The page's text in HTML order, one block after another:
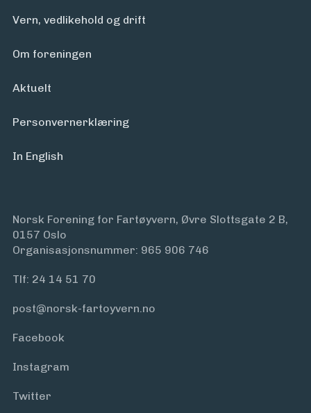
Vern, vedlikehold og drift
Om foreningen
Aktuelt
Personvern­erklæring
In English
Norsk Forening for Fartøyvern, Øvre Slottsgate 2 B,
0157 Oslo
Organisasjonsnummer: 965 906 746
Tlf: 24 14 51 70
post@norsk-fartoyvern.no
Facebook
Instagram
Twitter